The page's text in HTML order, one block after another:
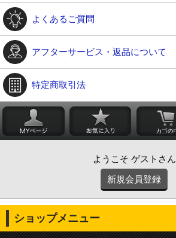
よくあるご質問
アフターサービス・返品について
特定商取引法
ようこそ ゲストさん
新規会員登録
ショップメニュー